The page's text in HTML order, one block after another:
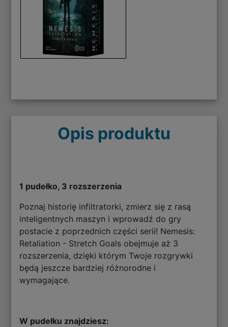
Opis produktu
1 pudełko, 3 rozszerzenia
Poznaj historię infiltratorki, zmierz się z rasą
inteligentnych maszyn i wprowadź do gry
postacie z poprzednich części serii! Nemesis:
Retaliation - Stretch Goals obejmuje aż 3
rozszerzenia, dzięki którym Twoje rozgrywki
będą jeszcze bardziej różnorodne i
wymagające.
W pudełku znajdziesz: